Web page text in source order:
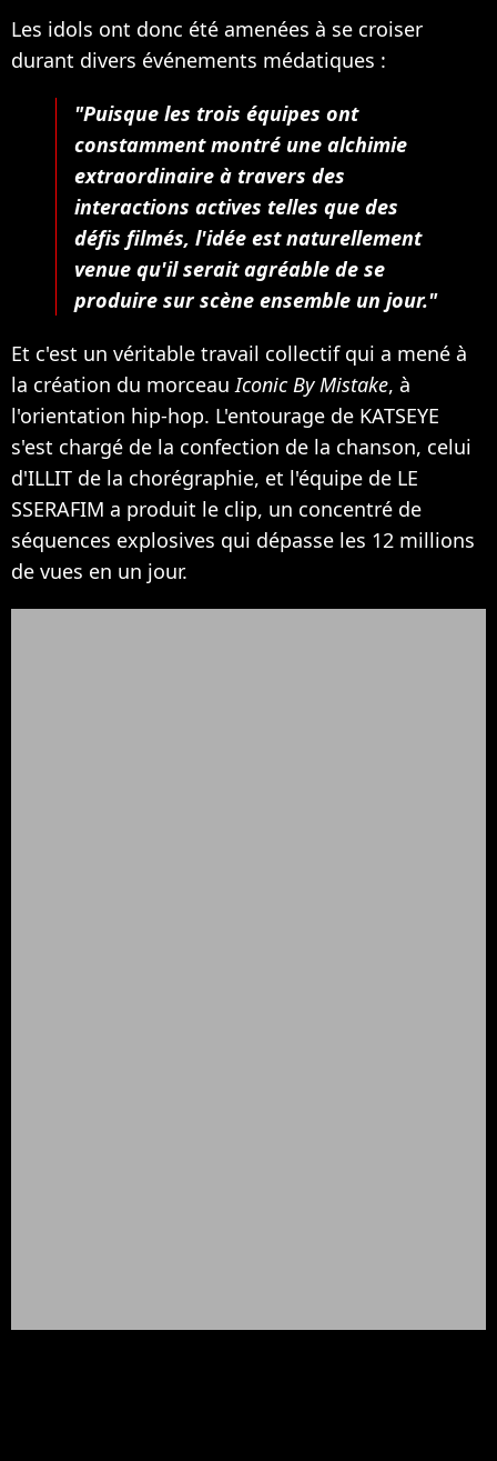
Les idols ont donc été amenées à se croiser
durant divers événements médatiques :
"Puisque les trois équipes ont
constamment montré une alchimie
extraordinaire à travers des
interactions actives telles que des
défis filmés, l'idée est naturellement
venue qu'il serait agréable de se
produire sur scène ensemble un jour."
Et c'est un véritable travail collectif qui a mené à
la création du morceau Iconic By Mistake, à
l'orientation hip-hop. L'entourage de KATSEYE
s'est chargé de la confection de la chanson, celui
d'ILLIT de la chorégraphie, et l'équipe de LE
SSERAFIM a produit le clip, un concentré de
séquences explosives qui dépasse les 12 millions
de vues en un jour.